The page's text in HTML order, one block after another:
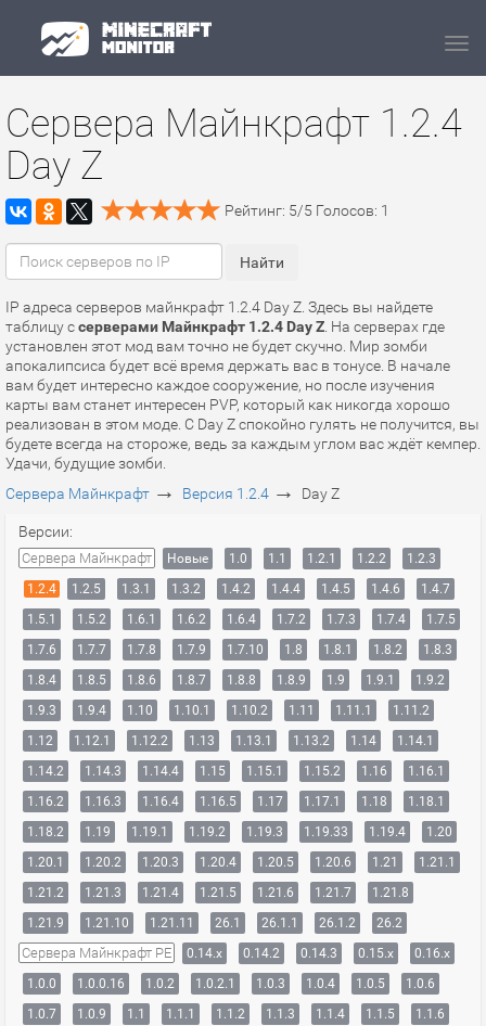
Сервера Майнкрафт 1.2.4
Day Z
Рейтинг: 5/5 Голосов: 1
IP адреса серверов майнкрафт 1.2.4 Day Z. Здесь вы найдете
таблицу ссерверами Майнкрафт 1.2.4 Day Z . На серверах где
установлен этот мод вам точно не будет скучно. Мир зомби
апокалипсиса будет всё время держать вас в тонусе. В начале
вам будет интересно каждое сооружение, но после изучения
карты вам станет интересен PVP, который как никогда хорошо
реализован в этом моде. С Day Z спокойно гулять не получится, вы
будете всегда на стороже, ведь за каждым углом вас ждёт кемпер.
Удачи, будущие зомби.
Сервера Майнкрафт → Версия 1.2.4 → Day Z
Версии:
Сервера Майнкрафт Новые 1.0 1.1 1.2.1 1.2.2
1.2.3
1.2.4
1.2.5 1.3.1 1.3.2 1.4.2 1.4.4 1.4.5 1.4.6
1.4.7
1.5.1
1.5.2 1.6.1 1.6.2 1.6.4 1.7.2 1.7.3 1.7.4
1.7.5
1.7.6
1.7.7 1.7.8 1.7.9 1.7.10 1.8 1.8.1 1.8.2
1.8.3
1.8.4
1.8.5 1.8.6 1.8.7 1.8.8 1.8.9 1.9 1.9.1
1.9.2
1.9.3
1.9.4 1.10 1.10.1 1.10.2 1.11 1.11.1
1.11.2
1.12
1.12.1 1.12.2 1.13 1.13.1 1.13.2 1.14
1.14.1
1.14.2
1.14.3 1.14.4 1.15 1.15.1 1.15.2 1.16
1.16.1
1.16.2
1.16.3 1.16.4 1.16.5 1.17 1.17.1 1.18
1.18.1
1.18.2
1.19 1.19.1 1.19.2 1.19.3 1.19.33 1.19.4
1.20
1.20.1
1.20.2 1.20.3 1.20.4 1.20.5 1.20.6 1.21
1.21.1
1.21.2
1.21.3 1.21.4 1.21.5 1.21.6 1.21.7
1.21.8
1.21.9
1.21.10 1.21.11 26.1 26.1.1 26.1.2 26.2
Сервера Майнкрафт PE 0.14.x 0.14.2 0.14.3 0.15.x
0.16.x
1.0.0
1.0.0.16 1.0.2 1.0.2.1 1.0.3 1.0.4 1.0.5
1.0.6
1.0.7
1.0.9 1.1 1.1.1 1.1.2 1.1.3 1.1.4 1.1.5
1.1.6